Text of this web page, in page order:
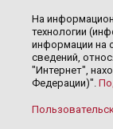
На
технологии
информации на
сведений,
"Интернет",
Федерации)".